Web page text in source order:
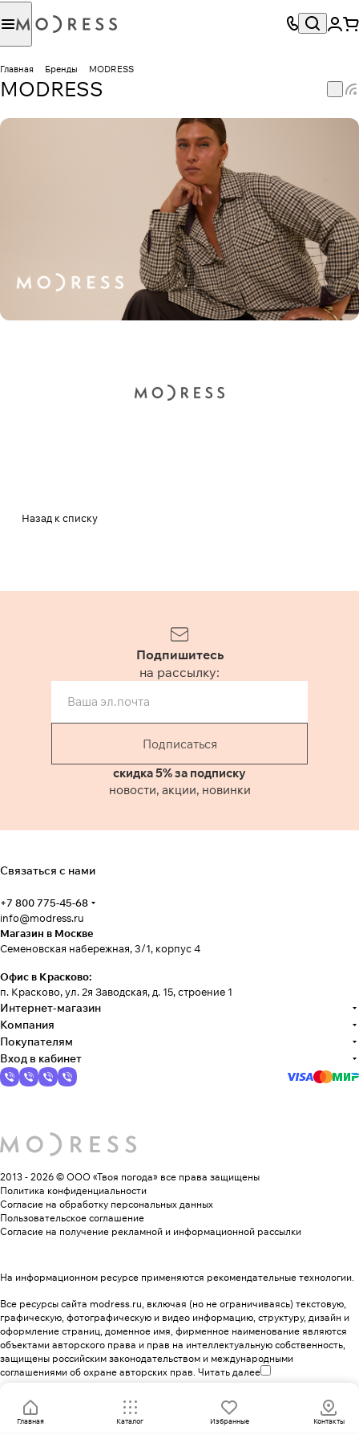
Главная Бренды MODRESS
MODRESS
Назад к списку
Подпишитесь
на рассылку:
Подписаться
скидка 5% за подписку
новости, акции, новинки
Связаться с нами
+7 800 775-45-68
info@modress.ru
Магазин в Москве
Семеновская набережная, 3/1, корпус 4
Офис в Красково:
п. Красково, ул. 2я Заводская, д. 15, строение 1
Интернет-магазин
Компания
Покупателям
Вход в кабинет
2013 - 2026 © ООО «Твоя погода» все права защищены
Политика конфиденциальности
Согласие на обработку персональных данных
Пользовательское соглашение
Согласие на получение рекламной и информационной рассылки
На информационном ресурсе применяются рекомендательные технологии.
Все ресурсы сайта modress.ru, включая (но не ограничиваясь) текстовую,
графическую, фотографическую и видео информацию, структуру, дизайн и
оформление страниц, доменное имя, фирменное наименование являются
объектами авторского права и прав на интеллектуальную собственность,
защищены российским законодательством и международными
соглашениями об охране авторских прав. Читать далее
Главная Каталог Избранные Контакты